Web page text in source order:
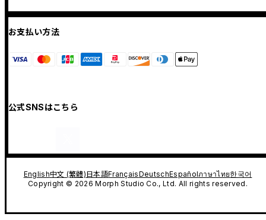
お支払い方法
公式SNSはこちら
English中文 (繁體)日本語FrançaisDeutschEspañolภาษาไทย한국어
Copyright © 2026 Morph Studio Co., Ltd. All rights reserved.